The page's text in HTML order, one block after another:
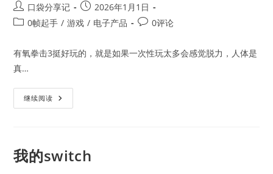
Post
author:
口袋分享记
Post
published:
2026年1月1日
Post0帧起手 / 游戏 / 电子产品
Post0评论
有氧拳击3挺好玩的，就是如果一次性玩太多会感觉脱力，人体是
真…
继续阅读 Switch
上
我的switch